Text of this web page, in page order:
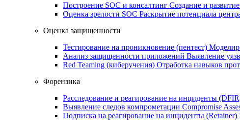
Построение SOC и консалтинг Создание и
Оценка зрелости SOC Раскрытие потенциала
Оценка защищенности
Тестирование на проникновение (пентест)
Анализ защищенности приложений Выявление
Red Teaming (киберучения) Отработка навыков
Форензика
Расследование и реагирование на инциденты
Выявление следов компрометации Compromise
Подписка на реагирование на инциденты (Retainer)